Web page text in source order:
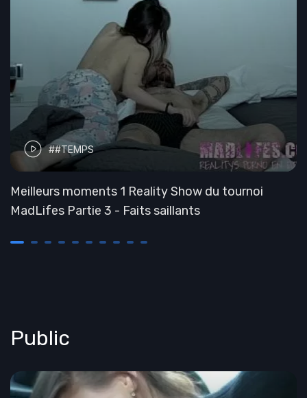
##TEMPS
Meilleurs moments 1 Reality Show du tournoi
MadLifes Partie 3 - Faits saillants
Public